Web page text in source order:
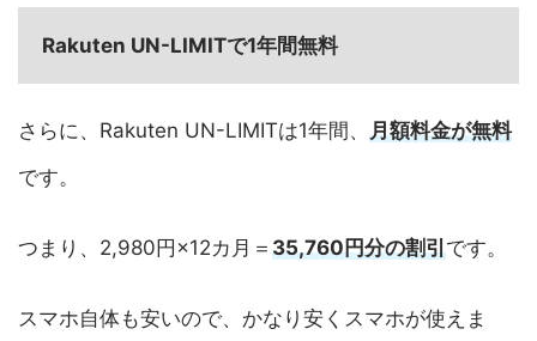
Rakuten UN-LIMITで1年間無料
さらに、Rakuten UN-LIMITは1年間、 月額料金が無料
です。
つまり、2,980円×12カ月＝ 35,760円分の割引です。
スマホ自体も安いので、かなり安くスマホが使えま